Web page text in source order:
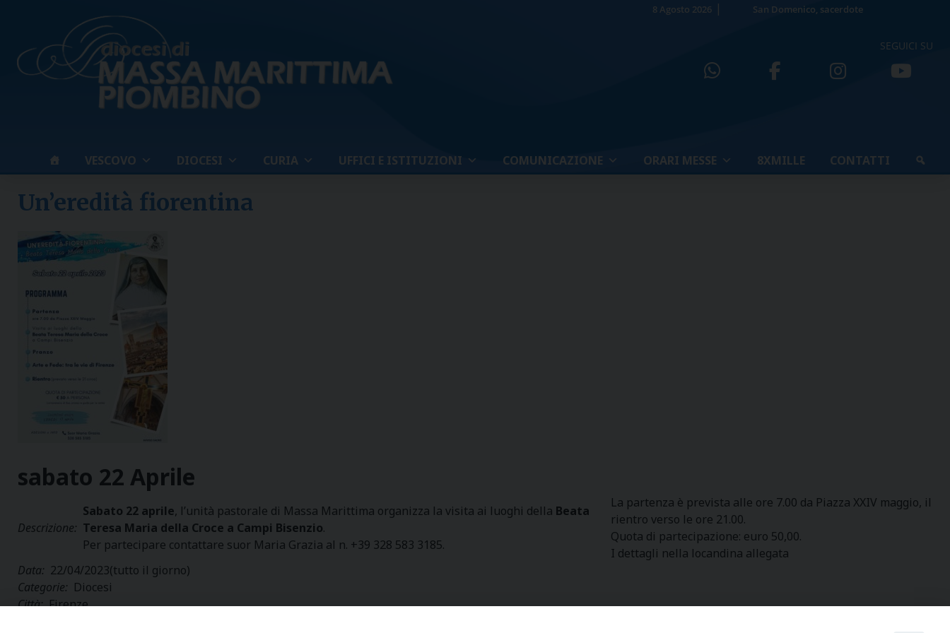
8 Agosto 2026 San Domenico, sacerdote
SEGUICI SU
VESCOVO DIOCESI CURIA UFFICI E ISTITUZIONI COMUNICAZIONE ORARI MESSE 8XMILLE CONTATTI
Un’eredità fiorentina
sabato 22 Aprile
Descrizione:
Sabato 22 aprile, l’unità pastorale di Massa Marittima organizza la visita ai luoghi della Beata
Teresa Maria della Croce a Campi Bisenzio.
Per partecipare contattare suor Maria Grazia al n. +39 328 583 3185.
La partenza è prevista alle ore 7.00 da Piazza XXIV maggio, il
rientro verso le ore 21.00.
Quota di partecipazione: euro 50,00.
I dettagli nella locandina allegata
Data: 22/04/2023(tutto il giorno)
Categorie: Diocesi
Città: Firenze